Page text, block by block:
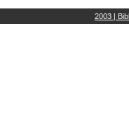
2003 |